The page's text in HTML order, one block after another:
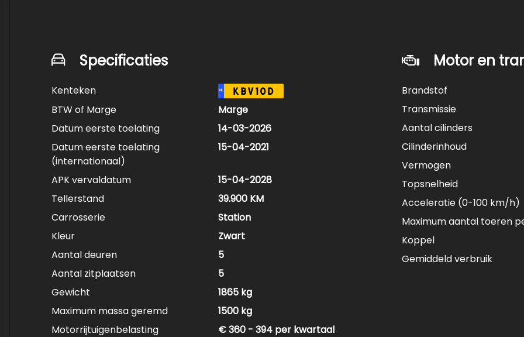
Specificaties
Kenteken NL KBV10D
BTW of Marge
Marge
Datum eerste toelating
14-03-2026
Datum eerste toelating
(internationaal)
15-04-2021
APK vervaldatum
15-04-2028
Tellerstand
39.900 KM
Carrosserie
Station
Kleur
Zwart
Aantal deuren
5
Aantal zitplaatsen
5
Gewicht
1865 kg
Maximum massa geremd
1500 kg
Motorrijtuigenbelasting
€ 360 - 394 per kwartaal
Motor en
Brandstof
Transmissie
Aantal cilinders
Cilinderinhoud
Vermogen
Topsnelheid
Acceleratie (0-100 km/h)
Maximum aantal toeren
Koppel
Gemiddeld verbruik